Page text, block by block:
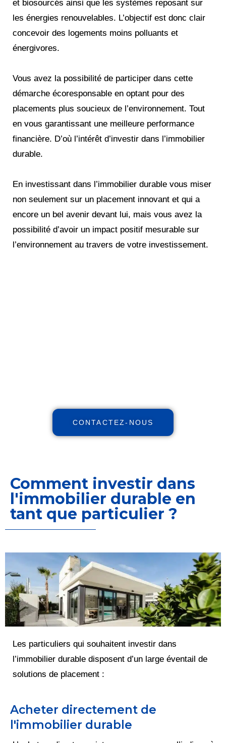
et biosourcés ainsi que les systèmes reposant sur
les énergies renouvelables. L’objectif est donc clair
concevoir des logements moins polluants et
énergivores.
Vous avez la possibilité de participer dans cette
démarche écoresponsable en optant pour des
placements plus soucieux de l’environnement. Tout
en vous garantissant une meilleure performance
financière. D’où l’intérêt d’investir dans l’immobilier
durable.
En investissant dans l’immobilier durable vous miser
non seulement sur un placement innovant et qui a
encore un bel avenir devant lui, mais vous avez la
possibilité d’avoir un impact positif mesurable sur
l’environnement au travers de votre investissement.
CONTACTEZ-NOUS
Comment investir dans
l'immobilier durable en
tant que particulier ?
Les particuliers qui souhaitent investir dans
l’immobilier durable disposent d’un large éventail de
solutions de placement :
Acheter directement de
l'immobilier durable